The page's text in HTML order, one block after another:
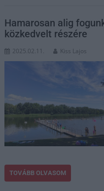
Hamarosan alig
közkedvelt részére
2025.02.11. Kiss Lajos
TOVÁBB OLVASOM